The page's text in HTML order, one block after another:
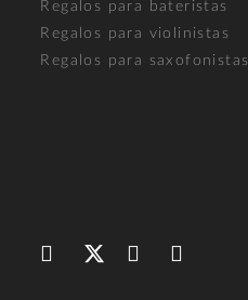
Regalos para bateristas
Regalos para violinistas
Regalos para saxofonistas